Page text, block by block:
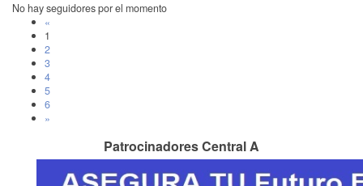
No hay seguidores por el momento
«
1
2
3
4
5
6
»
Patrocinadores Central A